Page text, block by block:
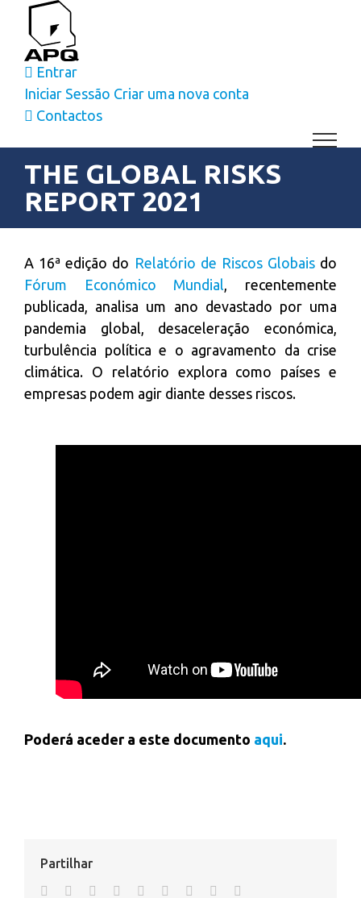
content
Entrar
Iniciar Sessão Criar uma nova conta
Contactos
THE GLOBAL RISKS
REPORT 2021
Larger
Image
A 16ª edição do Relatório de Riscos Globaisdo
Fórum Económico Mundial, recentemente
publicada, analisa um ano devastado por uma
pandemia global, desaceleração económica,
turbulência política e o agravamento da crise
climática. O relatório explora como países e
empresas podem agir diante desses riscos.
Poderá aceder a este documento aqui.
Partilhar
facebook
twitter linkedinreddit whatsapp
tumblr pinterest